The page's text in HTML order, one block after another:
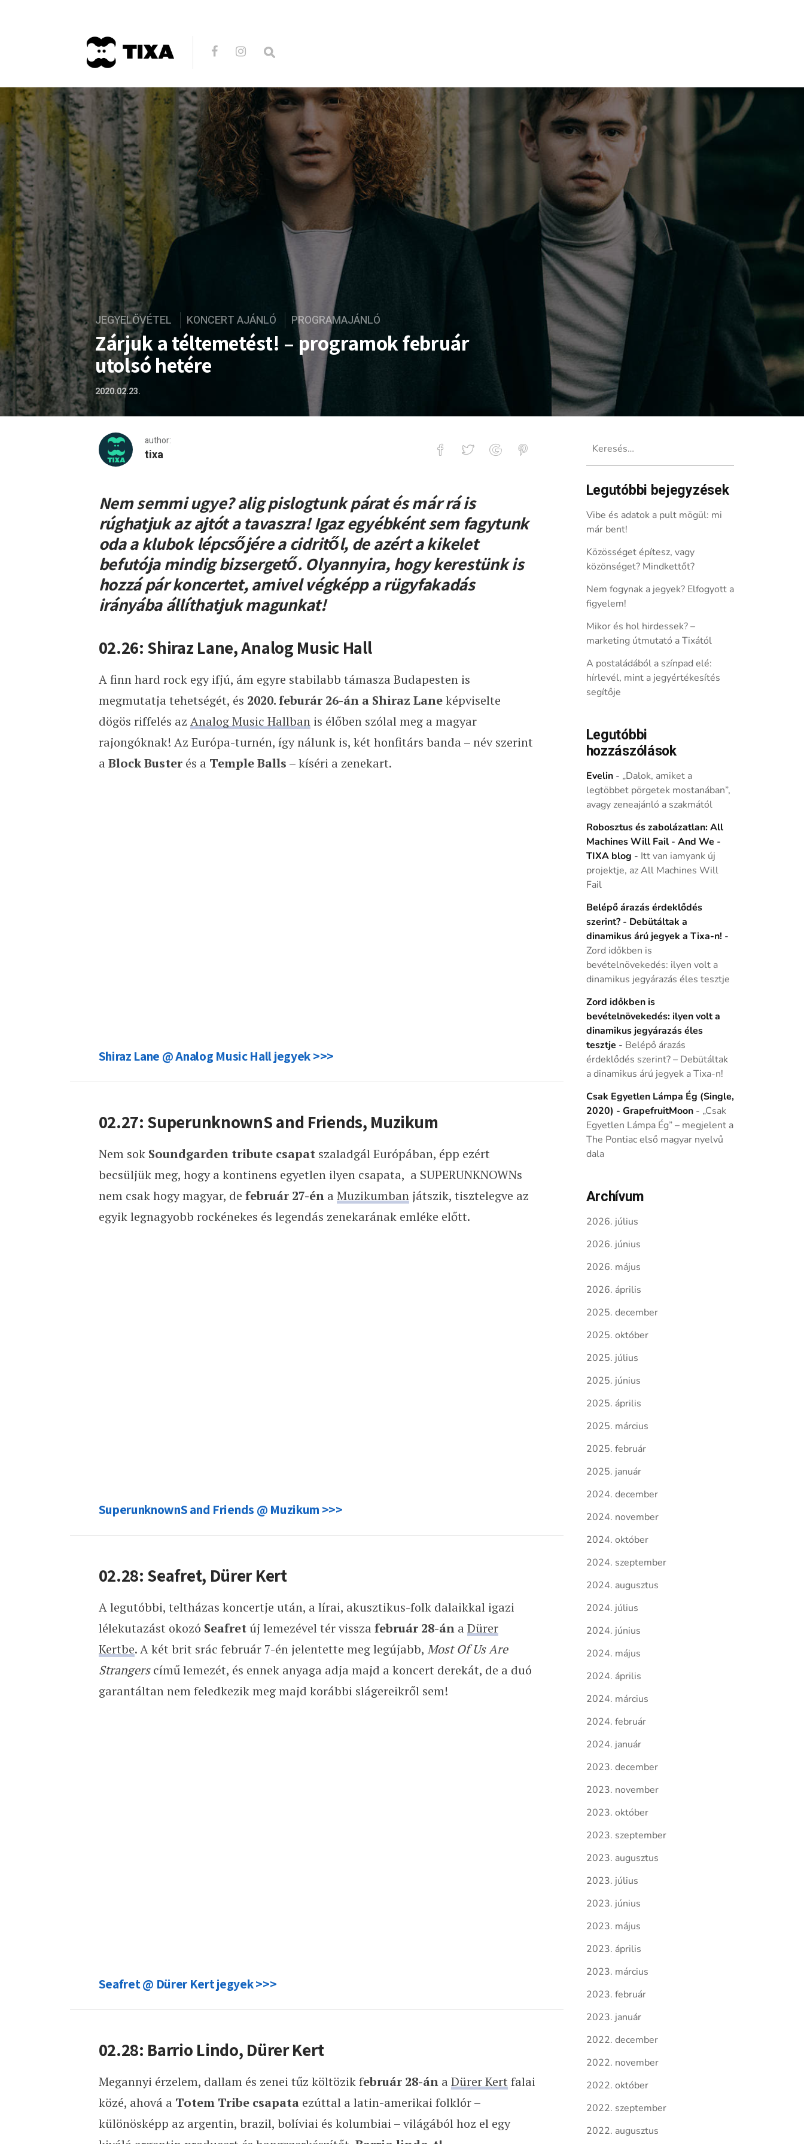
JEGYELŐVÉTEL KONCERT AJÁNLÓ PROGRAMAJÁNLÓ
Zárjuk a téltemetést! – programok február
utolsó hetére
2020.02.23.
author:
tixa
Zárjuk a téltemetést! – programok február utolsó hetére
Nem semmi ugye? alig pislogtunk párat és már rá is
rúghatjuk az ajtót a tavaszra! Igaz egyébként sem fagytunk
oda a klubok lépcsőjére a cidritől, de azért a kikelet
befutója mindig bizsergető. Olyannyira, hogy kerestünk is
hozzá pár koncertet, amivel végképp a rügyfakadás
irányába állíthatjuk magunkat!
02.26: Shiraz Lane, Analog Music Hall
A finn hard rock egy ifjú, ám egyre stabilabb támasza Budapesten is
megmutatja tehetségét, és 2020. feburár 26-án a Shiraz Laneképviselte
dögös riffelés az Analog Music Hallbanis élőben szólal meg a magyar
rajongóknak! Az Európa-turnén, így nálunk is, két honfitárs banda – név szerint
a Block Busterés a Temple Balls – kíséri a zenekart.
Shiraz Lane @ Analog Music Hall jegyek >>>
02.27: SuperunknownS and Friends, Muzikum
Nem sok Soundgarden tribute csapatszaladgál Európában, épp ezért
becsüljük meg, hogy a kontinens egyetlen ilyen csapata, a SUPERUNKNOWNs
nem csak hogy magyar, de február 27-éna Muzikumbanjátszik, tisztelegve az
egyik legnagyobb rockénekes és legendás zenekarának emléke előtt.
SuperunknownS and Friends @ Muzikum >>>
02.28: Seafret, Dürer Kert
A legutóbbi, teltházas koncertje után, a lírai, akusztikus-folk dalaikkal igazi
lélekutazást okozó Seafretúj lemezével tér vissza február 28-ána Dürer
Kertbe. A két brit srác február 7-én jelentette meg legújabb, Most Of Us Are
Strangerscímű lemezét, és ennek anyaga adja majd a koncert derekát, de a duó
garantáltan nem feledkezik meg majd korábbi slágereikről sem!
Seafret @ Dürer Kert jegyek >>>
02.28: Barrio Lindo, Dürer Kert
Megannyi érzelem, dallam és zenei tűz költözik február 28-ána Dürer Kert falai
közé, ahová a Totem Tribe csapataezúttal a latin-amerikai folklór –
különösképp az argentin, brazil, bolíviai és kolumbiai – világából hoz el egy
Legutóbbi bejegyzések
Vibe és adatok a pult mögül: mi
már bent!
Közösséget építesz, vagy
közönséget? Mindkettőt?
Nem fogynak a jegyek? Elfogyott a
figyelem!
Mikor és hol hirdessek? –
marketing útmutató a Tixától
A postaládából a színpad elé:
hírlevél, mint a jegyértékesítés
segítője
Legutóbbi
hozzászólások
Evelin- „Dalok, amiket a
legtöbbet pörgetek mostanában”,
avagy zeneajánló a szakmától
Robosztus és zabolázatlan: All
Machines Will Fail - And We -
TIXA blog - Itt van iamyank új
projektje, az All Machines Will
Fail
Belépő árazás érdeklődés
szerint? - Debütáltak a
dinamikus árú jegyek a Tixa-n! -
Zord időkben is
bevételnövekedés: ilyen volt a
dinamikus jegyárazás éles tesztje
Zord időkben is
bevételnövekedés: ilyen volt a
dinamikus jegyárazás éles
tesztje - Belépő árazás
érdeklődés szerint? – Debütáltak
a dinamikus árú jegyek a Tixa-n!
Csak Egyetlen Lámpa Ég (Single,
2020) - GrapefruitMoon- „Csak
Egyetlen Lámpa Ég” – megjelent a
The Pontiac első magyar nyelvű
dala
Archívum
2026. július
2026. június
2026. május
2026. április
2025. december
2025. október
2025. július
2025. június
2025. április
2025. március
2025. február
2025. január
2024. december
2024. november
2024. október
2024. szeptember
2024. augusztus
2024. július
2024. június
2024. május
2024. április
2024. március
2024. február
2024. január
2023. december
2023. november
2023. október
2023. szeptember
2023. augusztus
2023. július
2023. június
2023. május
2023. április
2023. március
2023. február
2023. január
2022. december
2022. november
2022. október
2022. szeptember
2022. augusztus